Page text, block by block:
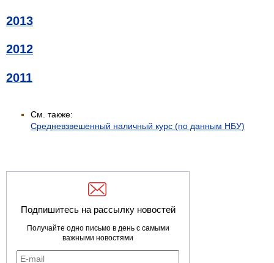
2013
2012
2011
См. также:
Средневзвешенный наличный курс (по данным НБУ)
Подпишитесь на рассылку новостей
Получайте одно письмо в день с самыми
важными новостями